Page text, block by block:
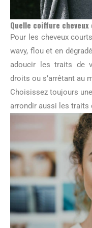
Quelle coiffure
Pour les cheveux
wavy, flou et en
adoucir les traits de
droits ou s’arrêtant au
Choisissez toujours
arrondir aussi les traits